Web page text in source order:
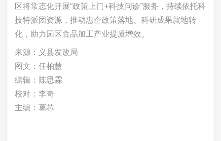
区将常态化开展“政策上门+科技问诊”服务，持续依托科
技特派团资源，推动惠企政策落地、科研成果就地转
化，助力园区食品加工产业提质增效。
来源：义县发改局
图文：任柏慧
编辑：陈思霖
校对：李奇
主编：葛芯